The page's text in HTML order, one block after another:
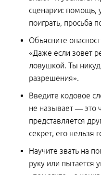
сценарии: помощь,
поиграть, просьба
Объясните
«Даже если зовет
ловушкой. Ты
разрешения».
Введите кодовое
не называет — это
представляется
секрет, его нельзя
Научите звать на
руку или пытается